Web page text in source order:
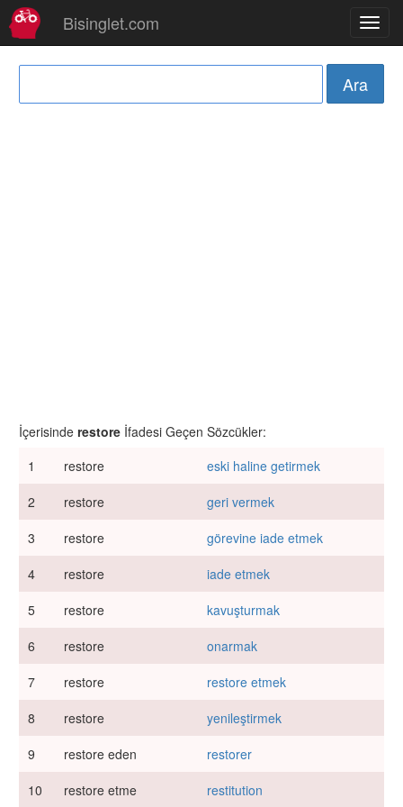
Bisinglet.com
İçerisinde restore İfadesi Geçen Sözcükler:
1
restore
eski haline getirmek
2
restore
geri vermek
3
restore
görevine iade etmek
4
restore
iade etmek
5
restore
kavuşturmak
6
restore
onarmak
7
restore
restore etmek
8
restore
yenileştirmek
9
restore eden
restorer
10
restore etme restitution